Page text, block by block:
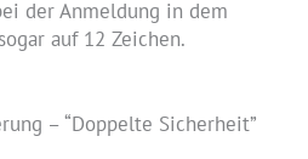
der Anmeldung in dem
auf 12 Zeichen.
– “Doppelte Sicherheit”